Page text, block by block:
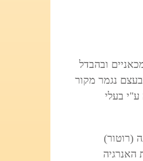
ובהבדל
נגמר מקור
בעלי
(רוטור)
האנרגיה